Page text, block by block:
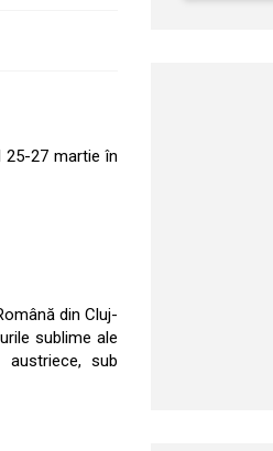
25-27 martie în
din Cluj-
sublime ale
sub